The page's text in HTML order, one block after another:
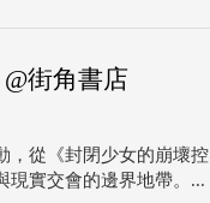
街角書店
，從《封閉少女的崩壞控
現實交會的邊界地帶。...